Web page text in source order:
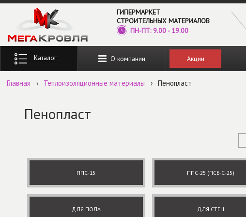
Перейти к основному содержанию
ГИПЕРМАРКЕТ
СТРОИТЕЛЬНЫХ МАТЕРИАЛОВ
ПН-ПТ: 9.00 - 19.00
О компании Акции
Введите ключевые слова для поиска
Главная › Теплоизоляционные материалы › Пенопласт
Пенопласт
ППС-15 ППС-25 (ПСБ-С-25)
ДЛЯ ПОЛА ДЛЯ СТЕН